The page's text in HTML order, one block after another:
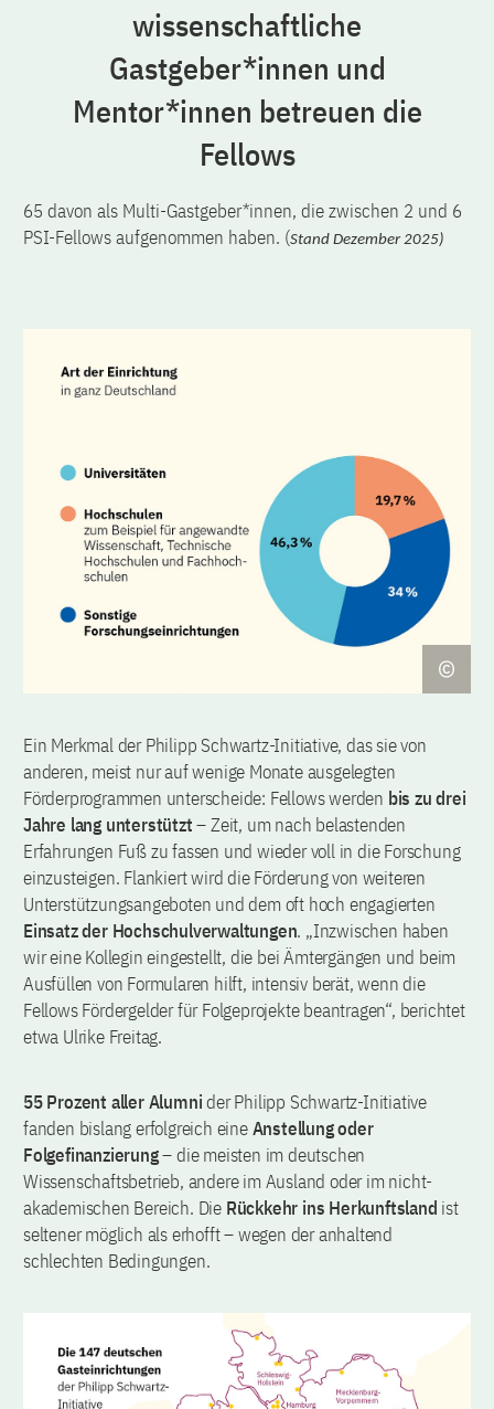
wissenschaftliche
Gastgeber*innen und
Mentor*innen betreuen die
Fellows
65 davon als Multi-Gastgeber*innen, die zwischen 2 und 6
PSI-Fellows aufgenommen haben. (Stand Dezember 2025)
Ein Merkmal der Philipp Schwartz-Initiative, das sie von
anderen, meist nur auf wenige Monate ausgelegten
Förderprogrammen unterscheide: Fellows werden bis zu drei
Jahre lang unterstützt– Zeit, um nach belastenden
Erfahrungen Fuß zu fassen und wieder voll in die Forschung
einzusteigen. Flankiert wird die Förderung von weiteren
Unterstützungsangeboten und dem oft hoch engagierten
Einsatz der Hochschulverwaltungen. „Inzwischen haben
wir eine Kollegin eingestellt, die bei Ämtergängen und beim
Ausfüllen von Formularen hilft, intensiv berät, wenn die
Fellows Fördergelder für Folgeprojekte beantragen“, berichtet
etwa Ulrike Freitag.
55 Prozent aller Alumnider Philipp Schwartz-Initiative
fanden bislang erfolgreich eineAnstellung oder
Folgefinanzierung– die meisten im deutschen
Wissenschaftsbetrieb, andere im Ausland oder im nicht-
akademischen Bereich. Die Rückkehr ins Herkunftsland ist
seltener möglich als erhofft – wegen der anhaltend
schlechten Bedingungen.